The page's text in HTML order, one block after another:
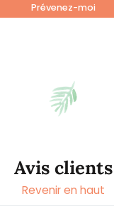
Prévenez-moi
Avis clients
Revenir en haut